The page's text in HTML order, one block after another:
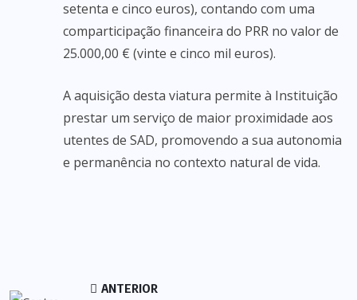
setenta e cinco euros), contando com uma
comparticipação financeira do PRR no valor de
25.000,00 € (vinte e cinco mil euros).
A aquisição desta viatura permite à Instituição
prestar um serviço de maior proximidade aos
utentes de SAD, promovendo a sua autonomia
e permanência no contexto natural de vida.
ANTERIOR